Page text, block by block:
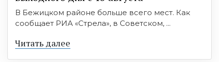
В Бежицком районе больше всего мест. Как
сообщает РИА «Стрела», в Советском, ...
Читать далее